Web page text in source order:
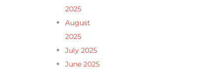
2025
August
2025
July 2025
June 2025